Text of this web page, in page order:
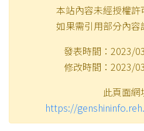
本站內容未經授權
如果需引用部分內
發表時間：2023/
修改時間：2023/
此頁面網
https://